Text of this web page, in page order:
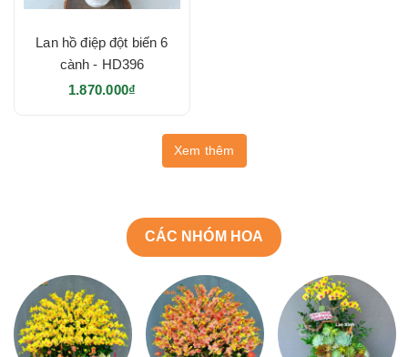
Lan hồ điệp đột biến 6
cành - HD396
1.870.000₫
Xem thêm
CÁC NHÓM HOA